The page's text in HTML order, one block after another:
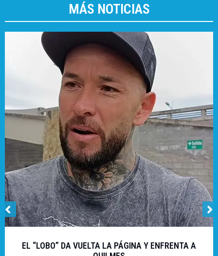
MÁS NOTICIAS
EL “LOBO” DA VUELTA LA PÁGINA Y ENFRENTA A